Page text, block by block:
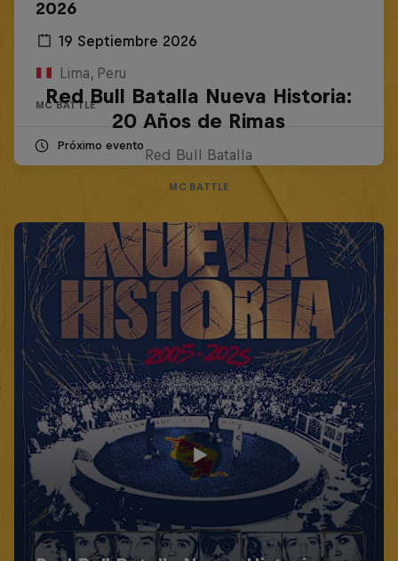
2026
19 Septiembre 2026
Lima, Peru
MC BATTLE
Próximo evento
Red Bull Batalla Nueva Historia:
20 Años de Rimas
Red Bull Batalla
MC BATTLE